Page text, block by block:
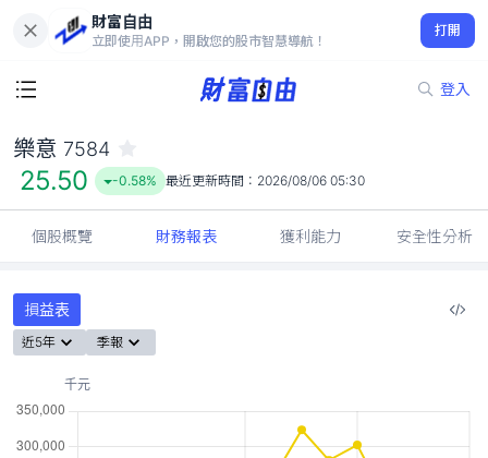
財富自由
立即使用APP，開啟您的股市智慧導航！
打開
登入
25.50
-0.58%
樂意 7584
25.50 -0.58% 最近更新時間： 2026/08/06 05:30
個股概覽 財務報表 獲利能力 安全性分析
損益表
近5年 季報